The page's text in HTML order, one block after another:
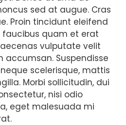
sed at augue. Cras
Proin tincidunt eleifend
faucibus quam et erat
vulputate velit
Suspendisse
scelerisque, mattis
Morbi sollicitudin, dui
nisi odio
eget malesuada mi